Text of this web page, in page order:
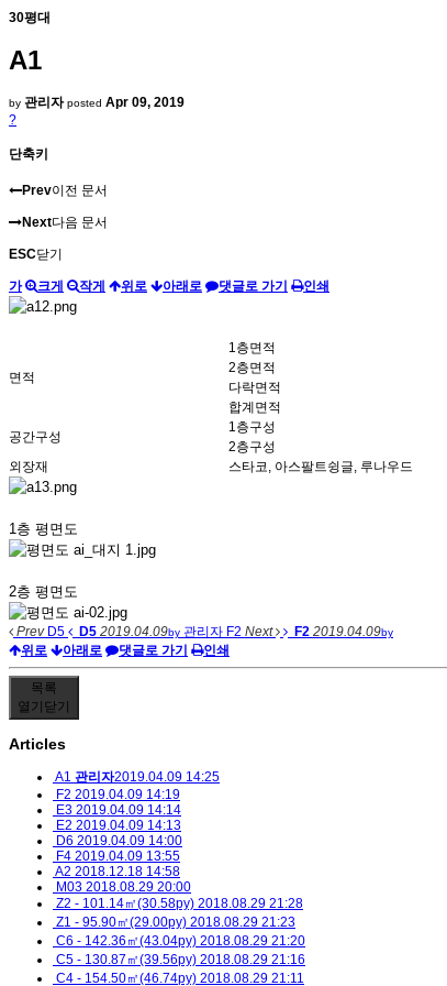
30평대
A1
by 관리자 posted Apr 09, 2019
?
단축키
Prev이전 문서
Next다음 문서
ESC닫기
가 크게 작게 위로 아래로 댓글로 가기 인쇄
면적
1층면적
2층면적
다락면적
합계면적
공간구성
1층구성
2층구성
외장재
스타코, 아스팔트슁글, 루나우드
1층 평면도
2층 평면도
PrevD5 D5 2019.04.09by 관리자 F2 Next F2 2019.04.09by
위로 아래로 댓글로 가기 인쇄
목록
열기 닫기
Articles
A1 관리자2019.04.09 14:25
F2 2019.04.09 14:19
E3 2019.04.09 14:14
E2 2019.04.09 14:13
D6 2019.04.09 14:00
F4 2019.04.09 13:55
A2 2018.12.18 14:58
M03 2018.08.29 20:00
Z2 - 101.14㎡(30.58py) 2018.08.29 21:28
Z1 - 95.90㎡(29.00py) 2018.08.29 21:23
C6 - 142.36㎡(43.04py) 2018.08.29 21:20
C5 - 130.87㎡(39.56py) 2018.08.29 21:16
C4 - 154.50㎡(46.74py) 2018.08.29 21:11